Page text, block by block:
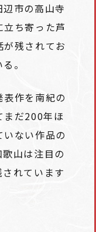
市の高山寺
ち寄った芦
残されてお
。
作を南紀の
まだ200年ほ
ない作品の
山は注目の
れています